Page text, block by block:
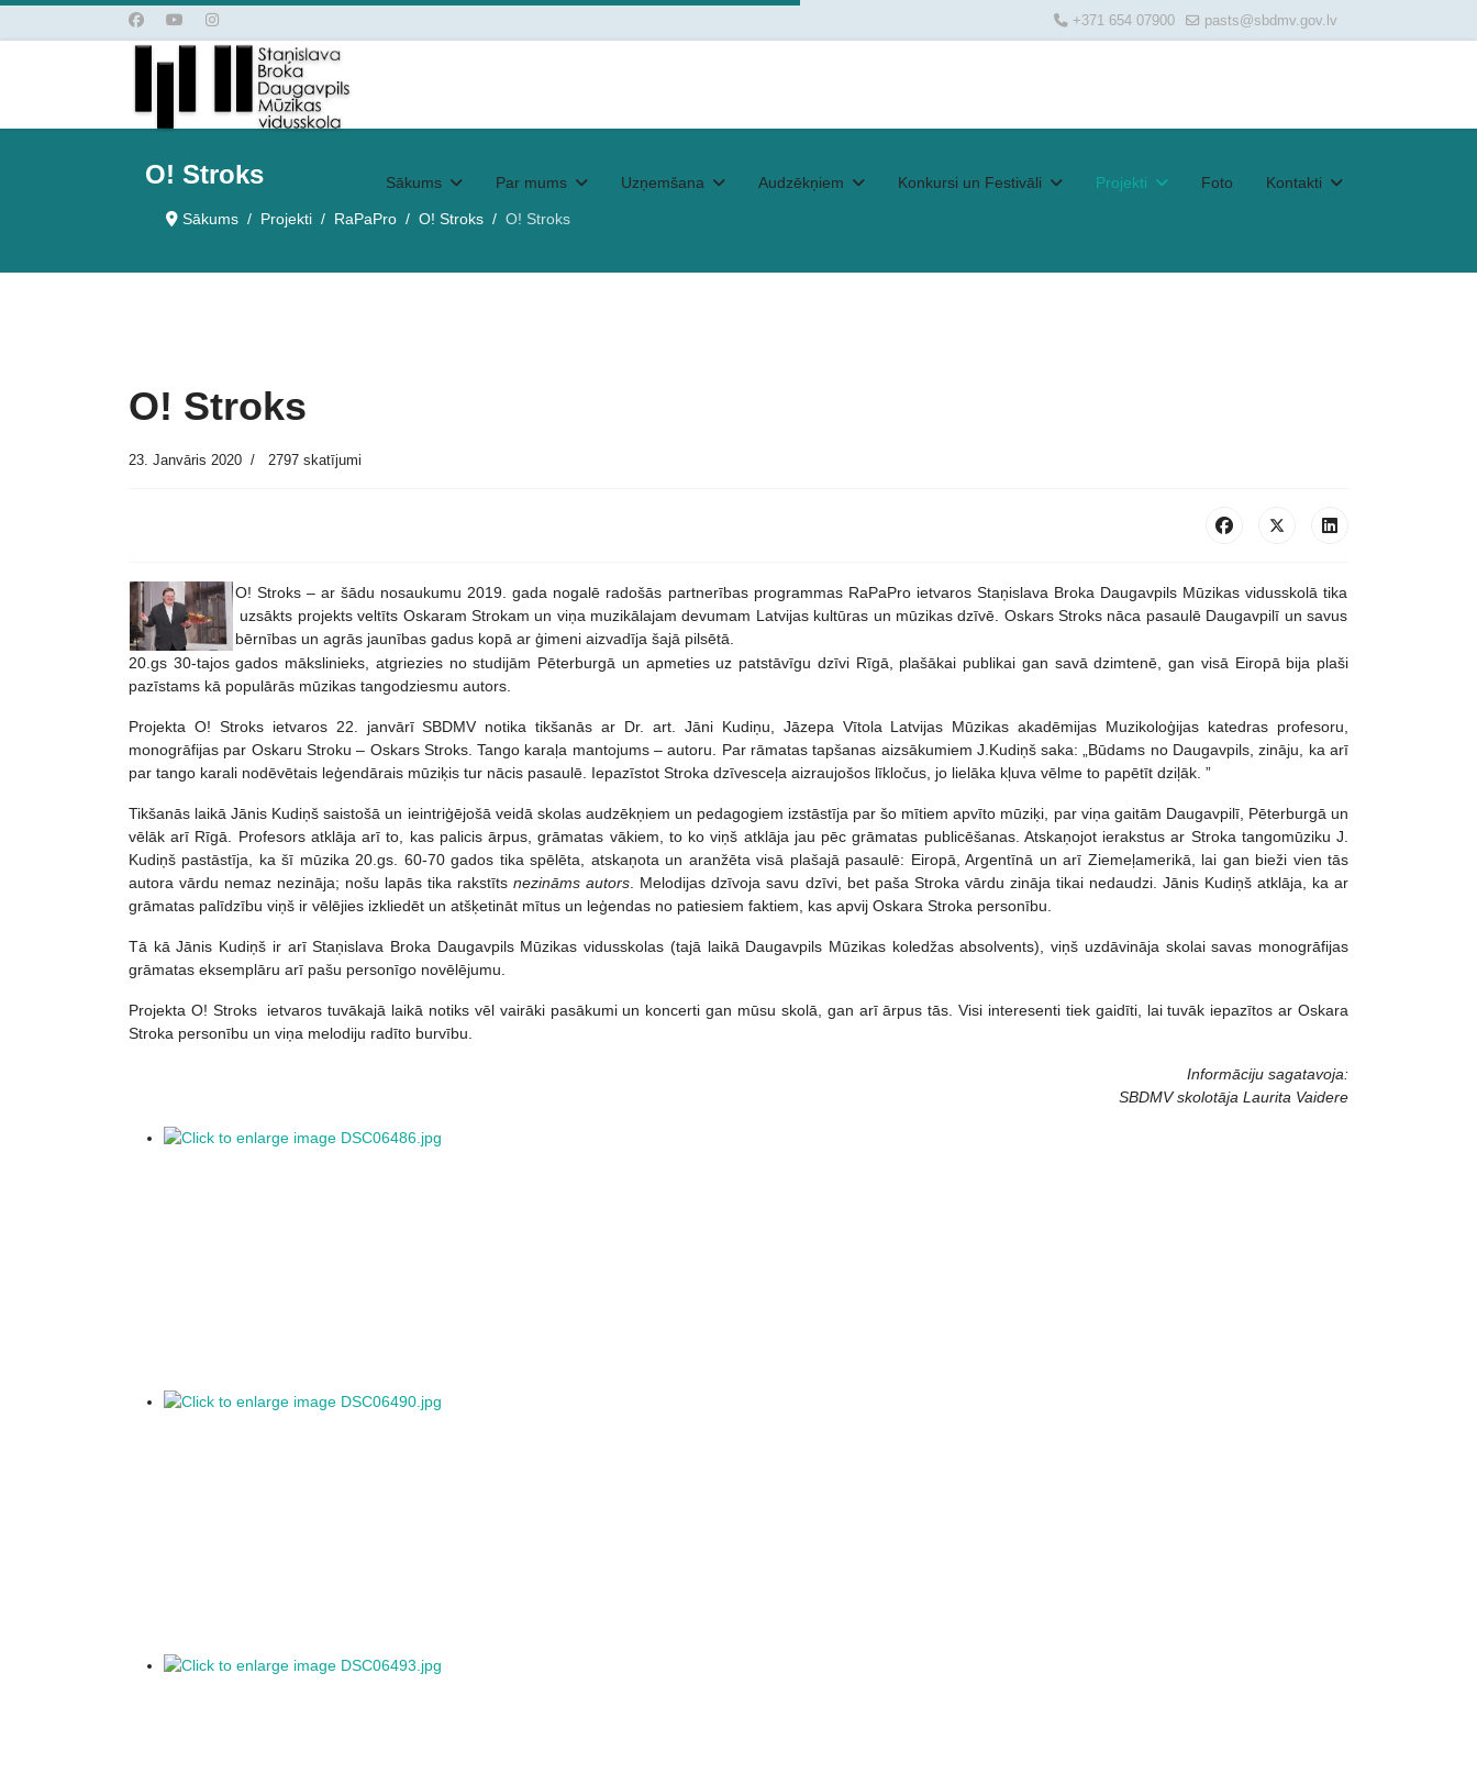
+371 654 07900 pasts@sbdmv.gov.lv
Sākums Par mums Uzņemšana Audzēkņiem Konkursi un Festivāli Projekti Foto Kontakti
O! Stroks
Sākums Projekti RaPaPro O! Stroks O! Stroks
O! Stroks
23. Janvāris 2020 2797 skatījumi
O! Stroks – ar šādu nosaukumu 2019. gada nogalē radošās partnerības programmas RaPaPro ietvaros Staņislava Broka Daugavpils Mūzikas vidusskolā tika
uzsākts projekts veltīts Oskaram Strokam un viņa muzikālajam devumam Latvijas kultūras un mūzikas dzīvē. Oskars Stroks nāca pasaulē Daugavpilī un savus
bērnības un agrās jaunības gadus kopā ar ģimeni aizvadīja šajā pilsētā.
20.gs 30-tajos gados mākslinieks, atgriezies no studijām Pēterburgā un apmeties uz patstāvīgu dzīvi Rīgā, plašākai publikai gan savā dzimtenē, gan visā Eiropā bija plaši
pazīstams kā populārās mūzikas tangodziesmu autors.
Projekta O! Stroks ietvaros 22. janvārī SBDMV notika tikšanās ar Dr. art. Jāni Kudiņu, Jāzepa Vītola Latvijas Mūzikas akadēmijas Muzikoloģijas katedras profesoru,
monogrāfijas par Oskaru Stroku – Oskars Stroks. Tango karaļa mantojums – autoru. Par rāmatas tapšanas aizsākumiem J.Kudiņš saka: „Būdams no Daugavpils, zināju, ka arī
par tango karali nodēvētais leģendārais mūziķis tur nācis pasaulē. Iepazīstot Stroka dzīvesceļa aizraujošos līkločus, jo lielāka kļuva vēlme to papētīt dziļāk. ”
Tikšanās laikā Jānis Kudiņš saistošā un ieintriģējošā veidā skolas audzēkņiem un pedagogiem izstāstīja par šo mītiem apvīto mūziķi, par viņa gaitām Daugavpilī, Pēterburgā un
vēlāk arī Rīgā. Profesors atklāja arī to, kas palicis ārpus, grāmatas vākiem, to ko viņš atklāja jau pēc grāmatas publicēšanas. Atskaņojot ierakstus ar Stroka tangomūziku J.
Kudiņš pastāstīja, ka šī mūzika 20.gs. 60-70 gados tika spēlēta, atskaņota un aranžēta visā plašajā pasaulē: Eiropā, Argentīnā un arī Ziemeļamerikā, lai gan bieži vien tās
autora vārdu nemaz nezināja; nošu lapās tika rakstīts nezināms autors . Melodijas dzīvoja savu dzīvi, bet paša Stroka vārdu zināja tikai nedaudzi. Jānis Kudiņš atklāja, ka ar
grāmatas palīdzību viņš ir vēlējies izkliedēt un atšķetināt mītus un leģendas no patiesiem faktiem, kas apvij Oskara Stroka personību.
Tā kā Jānis Kudiņš ir arī Staņislava Broka Daugavpils Mūzikas vidusskolas (tajā laikā Daugavpils Mūzikas koledžas absolvents), viņš uzdāvināja skolai savas monogrāfijas
grāmatas eksemplāru arī pašu personīgo novēlējumu.
Projekta O! Stroks ietvaros tuvākajā laikā notiks vēl vairāki pasākumi un koncerti gan mūsu skolā, gan arī ārpus tās. Visi interesenti tiek gaidīti, lai tuvāk iepazītos ar Oskara
Stroka personību un viņa melodiju radīto burvību.
Informāciju sagatavoja:
SBDMV skolotāja Laurita Vaidere